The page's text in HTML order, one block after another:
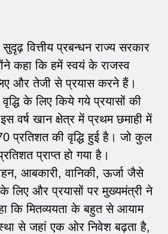
वित्तीय प्रबन्धन राज्य सरकार
कहा कि हमें स्वयं के राजस्व
और तेजी से प्रयास करने हैं।
के लिए किये गये प्रयासों की
वर्ष खान क्षेत्र में प्रथम छमाही में
प्रतिशत की वृद्धि हुई है। जो कुल
प्राप्त हो गया है।
आबकारी, वानिकी, ऊर्जा जैसे
के लिए और प्रयासों पर मुख्यमंत्री ने
कि मितव्ययता के बहुत से आयाम
से जहां एक ओर निवेश बढ़ता है,